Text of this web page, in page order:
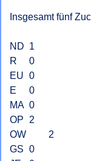
Insgesamt fünf
ND 	1
R	0
EU 	0
E 	0
MA 	0
OP	2
OW 	2
GS 	0